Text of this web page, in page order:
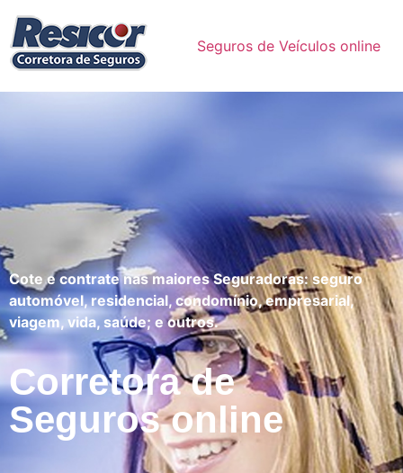
Seguros de Veículos online
Cote e contrate nas maiores Seguradoras: seguro
automóvel, residencial, condomínio, empresarial,
viagem, vida, saúde; e outros.
Corretora de
Seguros online